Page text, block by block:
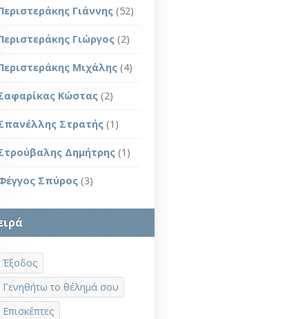
Γιάννης (52)
Γιώργος (2)
Μιχάλης (4)
Κώστας (2)
Στρατής (1)
Δημήτρης (1)
Σπύρος (3)
Έξοδος
Γενηθήτω το θέλημά σου
Επισκέπτες